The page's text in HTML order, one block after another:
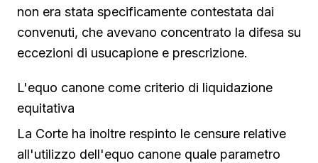
non era stata specificamente contestata dai
convenuti, che avevano concentrato la difesa su
eccezioni di usucapione e prescrizione.
L'equo canone come criterio di liquidazione
equitativa
La Corte ha inoltre respinto le censure relative
all'utilizzo dell'equo canone quale parametro